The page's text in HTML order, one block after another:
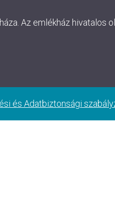
Az emlékház
és Adatbiztonsági